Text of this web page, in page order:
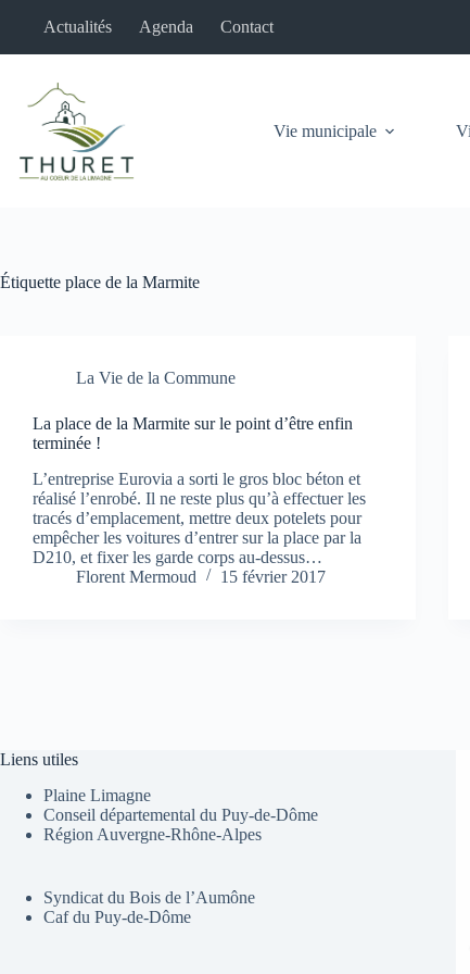
Actualités Agenda Contact
Vie municipale
Étiquette place de la Marmite
La Vie de la Commune
La place de la Marmite sur le point d’être enfin
terminée !
L’entreprise Eurovia a sorti le gros bloc béton et
réalisé l’enrobé. Il ne reste plus qu’à effectuer les
tracés d’emplacement, mettre deux potelets pour
empêcher les voitures d’entrer sur la place par la
D210, et fixer les garde corps au-dessus…
Florent Mermoud
15 février 2017
Liens utiles
Plaine Limagne
Conseil départemental du Puy-de-Dôme
Région Auvergne-Rhône-Alpes
Syndicat du Bois de l’Aumône
Caf du Puy-de-Dôme